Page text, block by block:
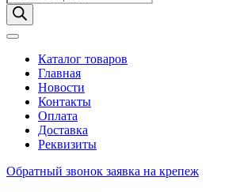
товаров
Каталог товаров
Главная
Новости
Контакты
Оплата
Доставка
Реквизиты
Обратный звонок заявка на крепеж